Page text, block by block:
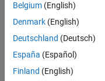
Belgium (English)
Denmark (English)
Deutschland (Deutsch)
España (Español)
Finland (English)
Trust Center
Datendiebstahl
© 1994-2026 The